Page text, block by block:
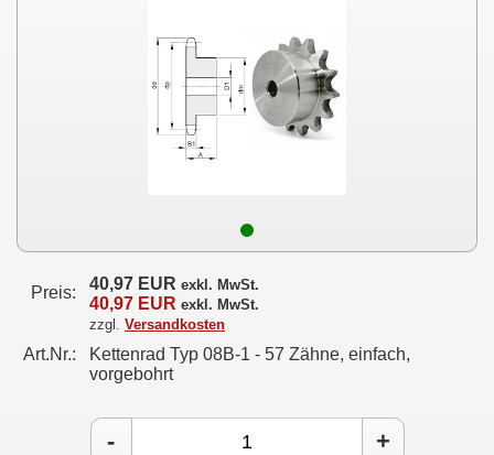
Preis: 40,97 EUR exkl. MwSt.
40,97 EUR exkl. MwSt.
zzgl. Versandkosten
Art.Nr.:
Kettenrad Typ 08B-1 - 57 Zähne, einfach,
vorgebohrt
- +